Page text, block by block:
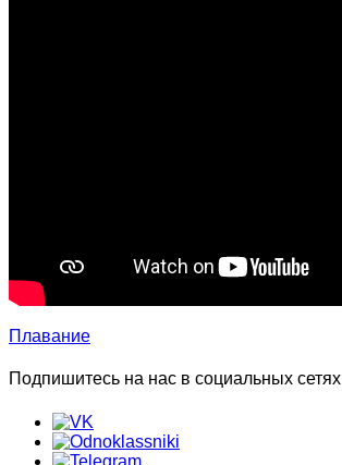
Плавание
Подпишитесь на нас в социальных сетях